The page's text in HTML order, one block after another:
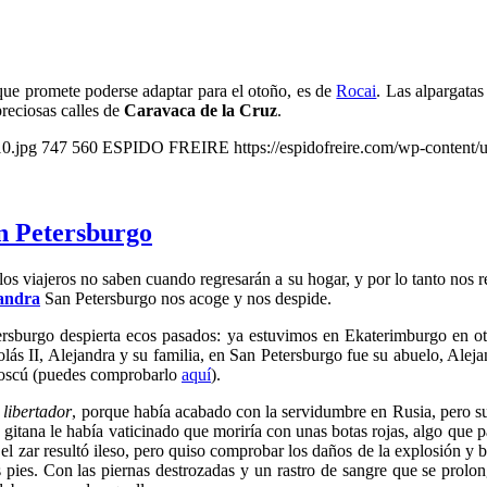
promete poderse adaptar para el otoño, es deRocai. Las
calles de Caravaca de la Cruz.
747 560 ESPIDO FREIRE https://espidofreire.com/wp-
Petersburgo
viajeros no saben cuando regresarán a su hogar, y por lo tanto
San Petersburgo nos acoge y nos despide.
despierta ecos pasados: ya estuvimos en Ekaterimburgo en
II, Alejandra y su familia, en San Petersburgo fue su abuelo,
(puedes comprobarlo aquí).
libertador, porque había acabado con la servidumbre en Rusia, pero
le había vaticinado que moriría con unas botas rojas, algo que
zar resultó ileso, pero quiso comprobar los daños de la explosión y
Con las piernas destrozadas y un rastro de sangre que se